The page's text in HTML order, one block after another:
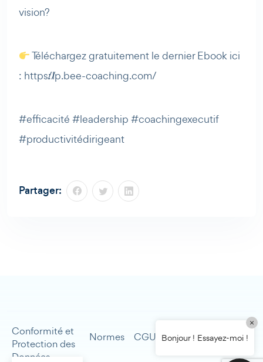
vision?
Téléchargez gratuitement le dernier Ebook ici
: https://lp.bee-coaching.com/
#efficacité #leadership #coachingexecutif
#productivitédirigeant
Partager:
Conformité et
Protection des
Données
Normes CGU
légales
Contact
Bonjour ! Essayez-moi !
×